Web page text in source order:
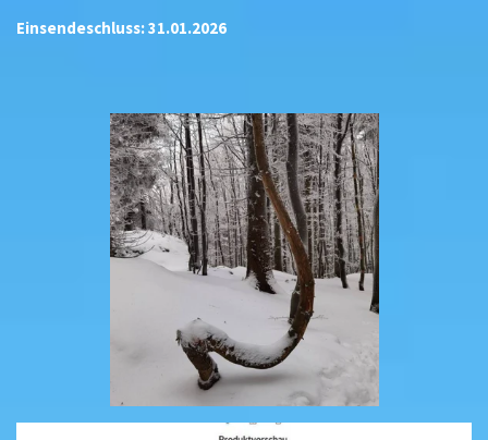
Einsendeschluss: 31.01.2026